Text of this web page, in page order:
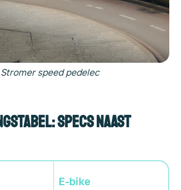
Stromer speed pedelec
specs naast
E-bike